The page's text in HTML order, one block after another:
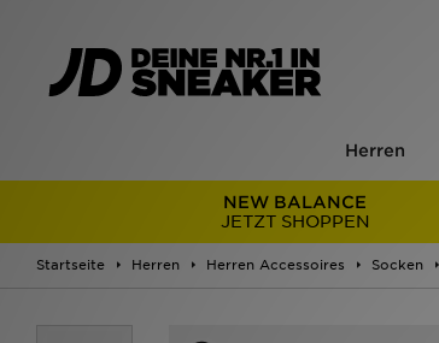
Herren
NEW BALANCE
JETZT SHOPPEN
Startseite Herren Herren Accessoires Socken